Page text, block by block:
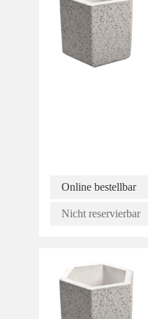
Online bestellbar
Nicht reservierbar